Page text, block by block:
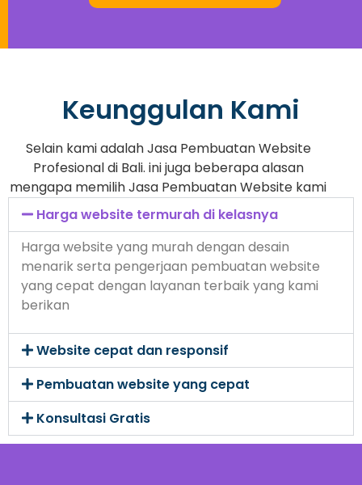
Keunggulan Kami
Selain kami adalah Jasa Pembuatan Website
Profesional di Bali. ini juga beberapa alasan
mengapa memilih Jasa Pembuatan Website kami
Harga website termurah di kelasnya
Harga website yang murah dengan desain
menarik serta pengerjaan pembuatan website
yang cepat dengan layanan terbaik yang kami
berikan
Website cepat dan responsif
Pembuatan website yang cepat
Konsultasi Gratis